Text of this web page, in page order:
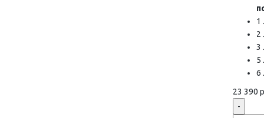
1
2
3
5
6
23 390
-